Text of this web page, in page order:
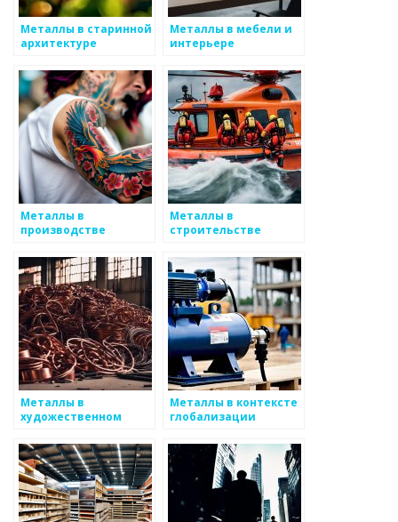
Металлы в старинной
архитектуре
Металлы в мебели и
интерьере
Металлы в
производстве
Металлы в
строительстве
Металлы в
художественном
Металлы в контексте
глобализации